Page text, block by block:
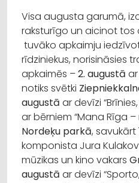
Visa augusta garumā,
raksturīgo un aicinot tos
tuvāko apkaimju
rīdziniekus, norisināsies
apkaimēs –2. augustā
notiks svētki
augustā ar devīzi
ar bērniem “Mana Rīga
Nordeķu parkā, savukārt
komponista Jura
mūzikas un kino vakars
augustā ar devīzi